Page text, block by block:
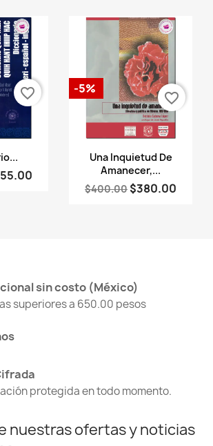
favorite_border
Vista rápida
Una Inquietud De
Amanecer,...
$400.00 $380.00
-5%
favorite_border
sin costo (México)
superiores a 650.00 pesos
protegida en todo momento.
nuestras ofertas y noticias